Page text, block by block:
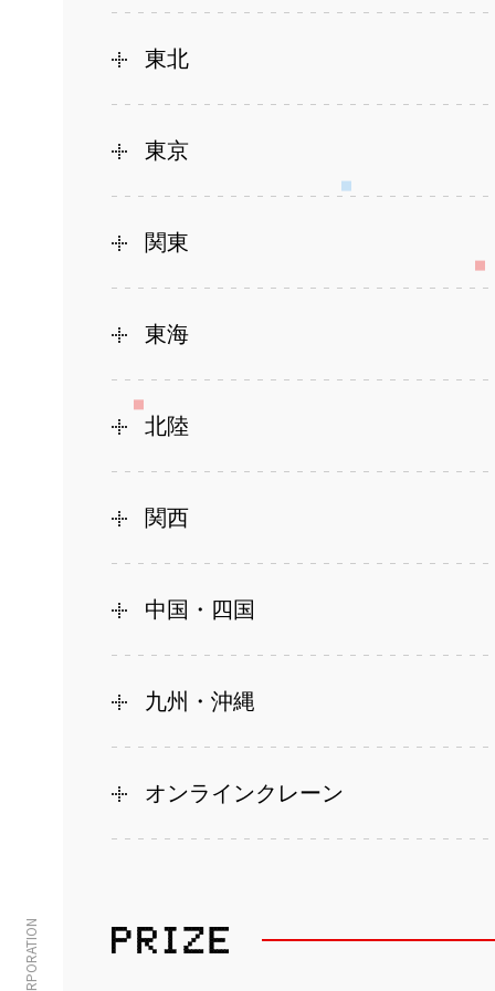
東北
東京
関東
東海
北陸
関西
中国・四国
九州・沖縄
オンラインクレーン